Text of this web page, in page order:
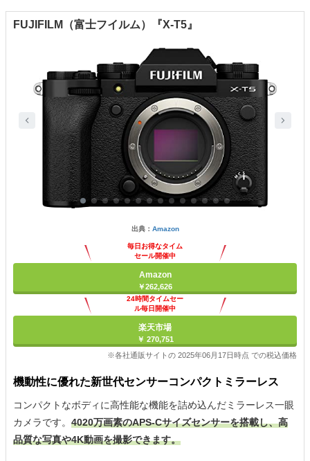
FUJIFILM（富士フイルム）『X-T5』
出典： Amazon
毎日お得なタイム
セール開催中
Amazon
￥262,626
24時間タイムセー
ル毎日開催中
楽天市場
￥ 270,751
※各社通販サイトの 2025年06月17日時点 での税込価格
機動性に優れた新世代センサーコンパクトミラーレス
コンパクトなボディに高性能な機能を詰め込んだミラーレス一眼
カメラです。 4020万画素のAPS-Cサイズセンサーを搭載し、高
品質な写真や4K動画を撮影できます。